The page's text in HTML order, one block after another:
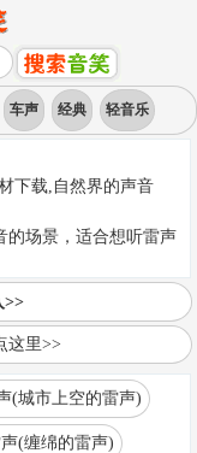
车声 经典 轻音乐
下载, 自然界的声音
的场景，适合想听雷声
>>
这里>>
(城市上空的雷声)
(缠绵的雷声)